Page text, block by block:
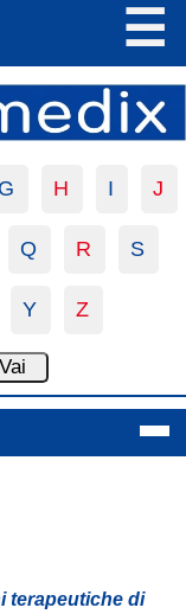
☰
G H I J
Q R S
Y Z
terapeutiche di